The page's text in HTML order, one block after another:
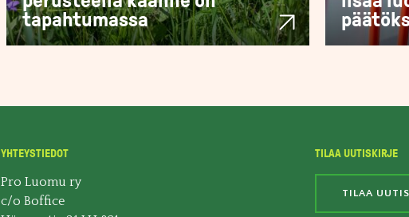
tapahtumassa
YHTEYSTIEDOT
Pro Luomu ry
c/o Boffice
TILAA UUTISKIRJE
TILAA